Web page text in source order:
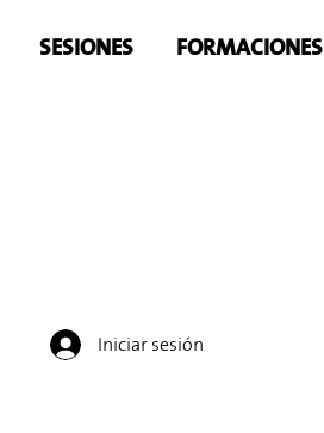
SESIONES FORMACIONES
Iniciar sesión